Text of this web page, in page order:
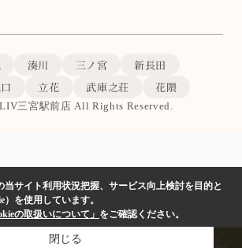
湊川 三ノ宮
新長田
立花 武庫之荘 花隈
三宮駅前店 All Rights Reserved.
当サイト利用状況把握、サービス向上検討を目的と
を使用しています。
の取扱いについて」 をご確認ください。
閉じる